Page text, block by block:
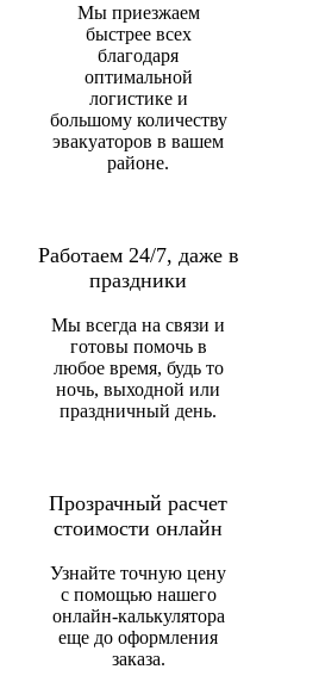
Мы приезжаем
быстрее всех
благодаря
оптимальной
логистике и
большому количеству
эвакуаторов в вашем
районе.
Работаем 24/7, даже в
праздники
Мы всегда на связи и
готовы помочь в
любое время, будь то
ночь, выходной или
праздничный день.
Прозрачный расчет
стоимости онлайн
Узнайте точную цену
с помощью нашего
онлайн-калькулятора
еще до оформления
заказа.